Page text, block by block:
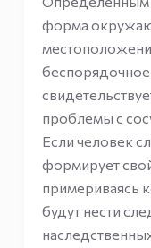
форма
проблемы с
Если человек
формирует
примериваясь
будут нести